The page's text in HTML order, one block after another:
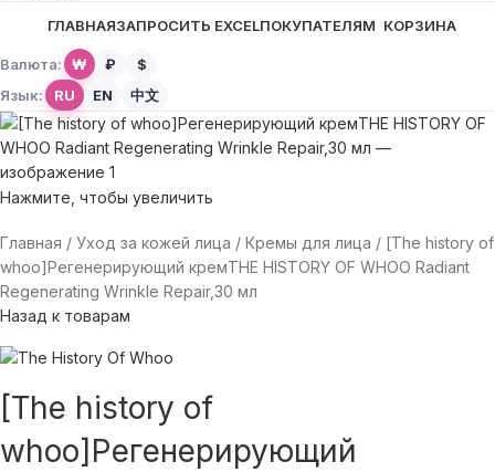
ГЛАВНАЯЗАПРОСИТЬ EXCELПОКУПАТЕЛЯМ КОРЗИНА
Валюта: ₩ ₽
$
Язык:
RU EN 中文
Нажмите, чтобы увеличить
Главная Уход за кожей лица Кремы для лица
[The history of
whoo]Регенерирующий кремTHE HISTORY OF WHOO Radiant
Regenerating Wrinkle Repair,30 мл
Назад к товарам
[The history of
whoo]Регенерирующий